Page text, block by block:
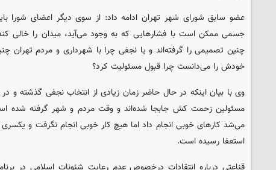
عضو سابق شورای شهر تهران ادامه داد: از سوی دیگر اعضای شورا
جسمی ممکن است با فشارهایی که به وجود می‌آید، میدان را خالی
چنین تصمیمی را گرفته‌اند و یا نجفی چرا با شهرداری و مردم تهران
خودش را می‌دانست چرا قبول مسئولیت کرد؟
وی با بیان اینکه در حال حاضر زمان زیادی از انتخاب نجفی گذشته و در
مسئولین زحمت کش جابجا شده‌اند و وقت مردم و شهر گرفته شده
می‌شد کارهای خوبی انجام داد اما هیچ کار خوبی انجام نگرفت و
استعفا رسیده است.